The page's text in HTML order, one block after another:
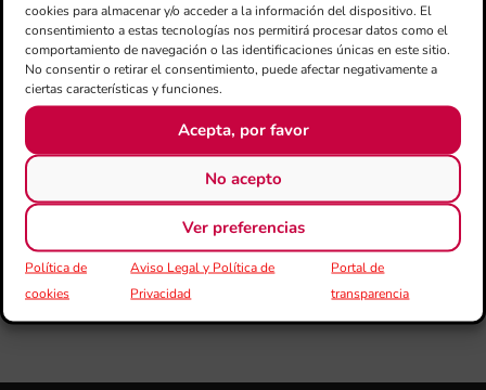
cookies para almacenar y/o acceder a la información del dispositivo. El
consentimiento a estas tecnologías nos permitirá procesar datos como el
comportamiento de navegación o las identificaciones únicas en este sitio.
No consentir o retirar el consentimiento, puede afectar negativamente a
ciertas características y funciones.
Acepta, por favor
No acepto
Ver preferencias
Política de
cookies
Aviso Legal y Política de
Privacidad
Portal de
transparencia
COMPARTIR
ESDEVENIMENT